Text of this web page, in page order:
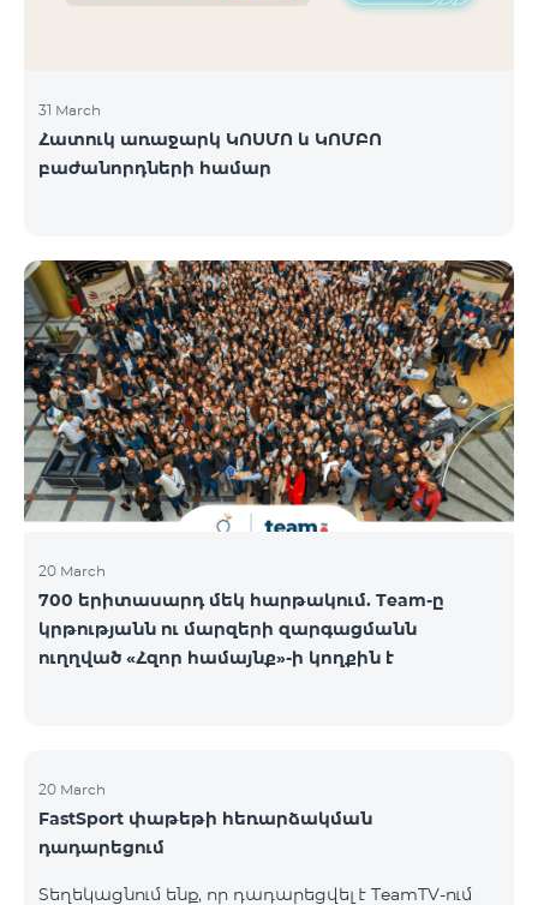
31 March
Հատուկ առաջարկ ԿՈՍՄՈ և ԿՈՄԲՈ
բաժանորդների համար
20 March
700 երիտասարդ մեկ հարթակում. Team-ը
կրթությանն ու մարզերի զարգացմանն
ուղղված «Հզոր համայնք»-ի կողքին է
20 March
FastSport փաթեթի հեռարձակման
դադարեցում
Տեղեկացնում ենք, որ դադարեցվել է TeamTV-ում